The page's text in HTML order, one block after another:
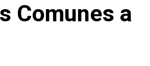
Comunes a